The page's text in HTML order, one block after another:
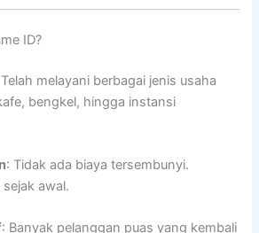
ID?
melayani berbagai jenis usaha
bengkel, hingga instansi
: Tidak ada biaya tersembunyi.
awal.
: Banyak pelanggan puas yang kembali